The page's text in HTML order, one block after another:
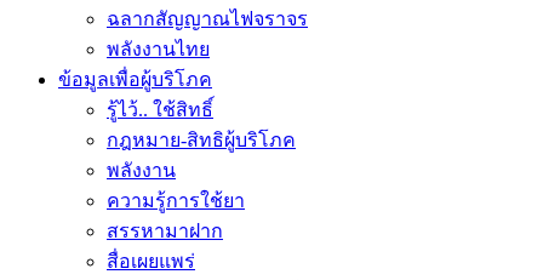
ฉลากสัญญาณไฟจราจร
พลังงานไทย
ข้อมูลเพื่อผู้บริโภค
รู้ไว้.. ใช้สิทธิ์
กฎหมาย-สิทธิผู้บริโภค
พลังงาน
ความรู้การใช้ยา
สรรหามาฝาก
สื่อเผยแพร่